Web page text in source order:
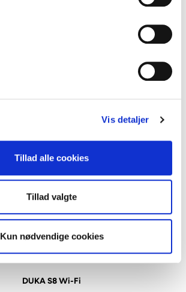
Vis detaljer
Tillad alle cookies
Tillad valgte
Kun nødvendige cookies
DUKA S8 Wi-Fi